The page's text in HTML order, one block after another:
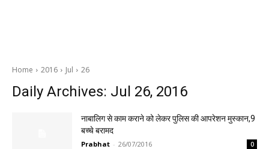
Home 2016 Jul 26
Daily Archives: Jul 26, 2016
नाबालिग से काम कराने को लेकर पुलिस की आपरेशन मुस्कान,9
बच्चे बरामद
Prabhat - 26/07/2016 0